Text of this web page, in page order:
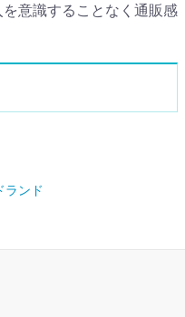
意識することなく通販感
ランド